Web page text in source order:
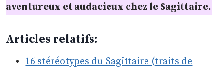
aventureux et audacieux chez le Sagittaire.
Articles relatifs:
16 stéréotypes du Sagittaire (traits de